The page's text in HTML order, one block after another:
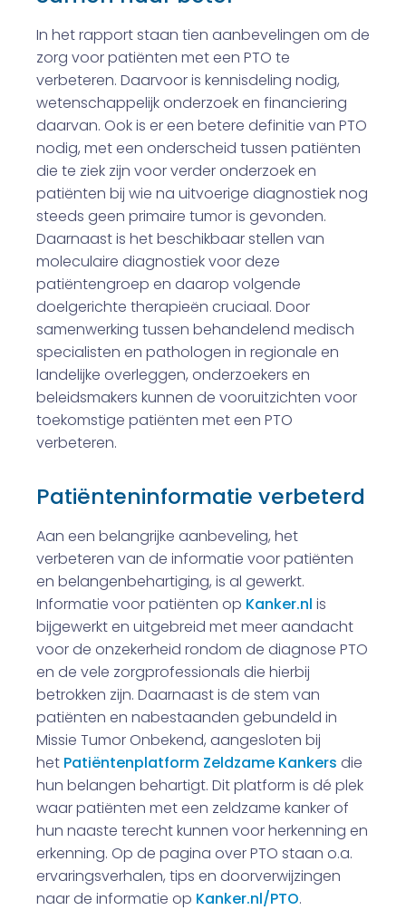
In het rapport staan tien aanbevelingen om de
zorg voor patiënten met een PTO te
verbeteren. Daarvoor is kennisdeling nodig,
wetenschappelijk onderzoek en financiering
daarvan. Ook is er een betere definitie van PTO
nodig, met een onderscheid tussen patiënten
die te ziek zijn voor verder onderzoek en
patiënten bij wie na uitvoerige diagnostiek nog
steeds geen primaire tumor is gevonden.
Daarnaast is het beschikbaar stellen van
moleculaire diagnostiek voor deze
patiëntengroep en daarop volgende
doelgerichte therapieën cruciaal. Door
samenwerking tussen behandelend medisch
specialisten en pathologen in regionale en
landelijke overleggen, onderzoekers en
beleidsmakers kunnen de vooruitzichten voor
toekomstige patiënten met een PTO
verbeteren.
Patiënteninformatie verbeterd
Aan een belangrijke aanbeveling, het
verbeteren van de informatie voor patiënten
en belangenbehartiging, is al gewerkt.
Informatie voor patiënten op Kanker.nl is
bijgewerkt en uitgebreid met meer aandacht
voor de onzekerheid rondom de diagnose PTO
en de vele zorgprofessionals die hierbij
betrokken zijn. Daarnaast is de stem van
patiënten en nabestaanden gebundeld in
Missie Tumor Onbekend, aangesloten bij
het Patiëntenplatform Zeldzame Kankers die
hun belangen behartigt. Dit platform is dé plek
waar patiënten met een zeldzame kanker of
hun naaste terecht kunnen voor herkenning en
erkenning. Op de pagina over PTO staan o.a.
ervaringsverhalen, tips en doorverwijzingen
naar de informatie op Kanker.nl/PTO.